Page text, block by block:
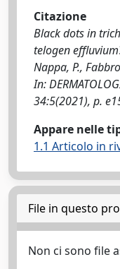
Citazione
Black dots in
telogen
Nappa, P.,
In:
34:5(2021), p.
Appare nelle
1.1 Articolo in
File in questo
Non ci sono file